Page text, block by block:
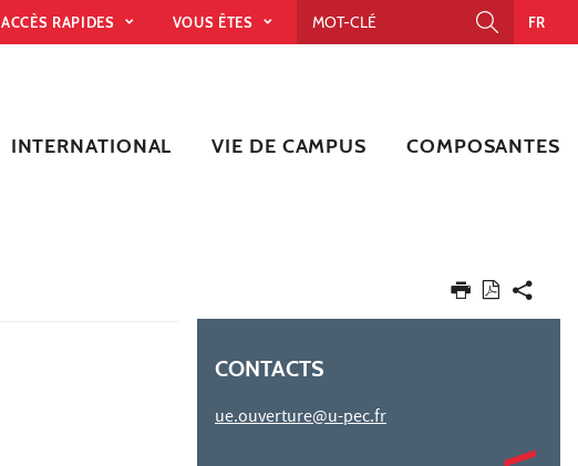
ACCÈS RAPIDES VOUS ÊTES FR
INTERNATIONAL VIE DE CAMPUS COMPOSANTES
CONTACTS
ue.ouverture@u-pec.fr